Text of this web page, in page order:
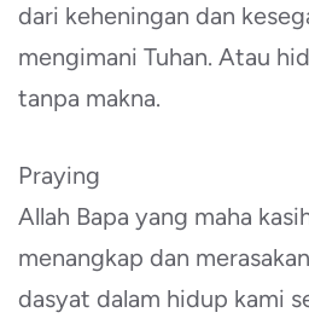
dari keheningan dan
mengimani Tuhan. Atau
tanpa makna.
Praying
Allah Bapa yang maha
menangkap dan
dasyat dalam hidup kami